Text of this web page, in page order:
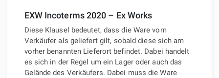
EXW Incoterms 2020 – Ex Works
Diese Klausel bedeutet, dass die Ware vom
Verkäufer als geliefert gilt, sobald diese sich am
vorher benannten Lieferort befindet. Dabei handelt
es sich in der Regel um ein Lager oder auch das
Gelände des Verkäufers. Dabei muss die Ware